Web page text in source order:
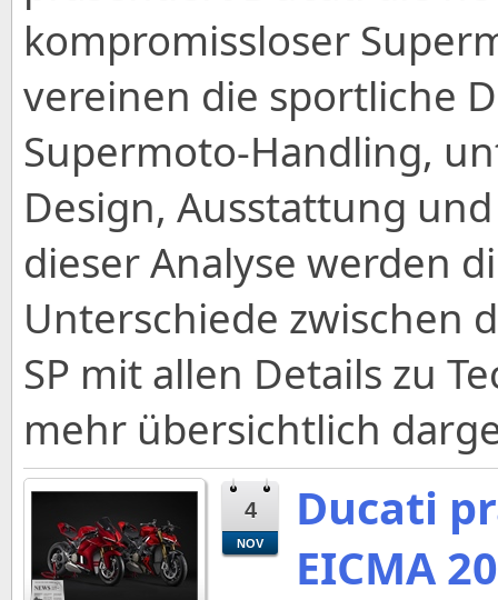
kompromissloser
vereinen die sportliche
Supermoto-Handling,
Design, Ausstattung
dieser Analyse werden
Unterschiede zwischen
SP mit allen Details zu
mehr übersichtlich
4
NOV
Ducati
EICMA